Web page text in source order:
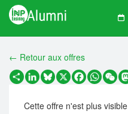
← Retour aux offres
PartagerLinkedIn
Bluesky
X Facebook
Cette offre n'est plus visible